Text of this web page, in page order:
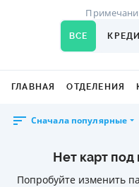
ВСЕ
ГЛАВНАЯ ОТДЕЛЕНИЯ
Сначала популярные
Нет карт
Попробуйте изменить